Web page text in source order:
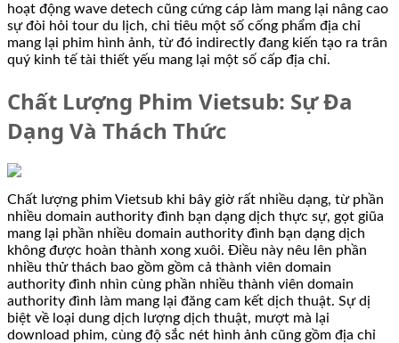
hoạt động wave detech cũng cứng cáp làm mang lại nâng cao
sự đòi hỏi tour du lịch, chi tiêu một số cống phẩm địa chỉ
mang lại phim hình ảnh, từ đó indirectly đang kiến tạo ra trân
quý kinh tế tài thiết yếu mang lại một số cấp địa chỉ.
Chất Lượng Phim Vietsub: Sự Đa
Dạng Và Thách Thức
Chất lượng phim Vietsub khi bây giờ rất nhiều dạng, từ phần
nhiều domain authority đình bạn dạng dịch thực sự, gọt giũa
mang lại phần nhiều domain authority đình bạn dạng dịch
không được hoàn thành xong xuôi. Điều này nêu lên phần
nhiều thử thách bao gồm gồm cả thành viên domain
authority đình nhìn cùng phần nhiều thành viên domain
authority đình làm mang lại đăng cam kết dịch thuật. Sự dị
biệt về loại dung dịch lượng dịch thuật, mượt mà lại
download phim, cùng độ sắc nét hình ảnh cũng gồm địa chỉ